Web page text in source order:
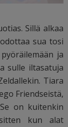
Sillä alkaa
sua tosi
ja
sulle iltasatuja
Tiara
Friendseistä,
on kuitenkin
kun alat